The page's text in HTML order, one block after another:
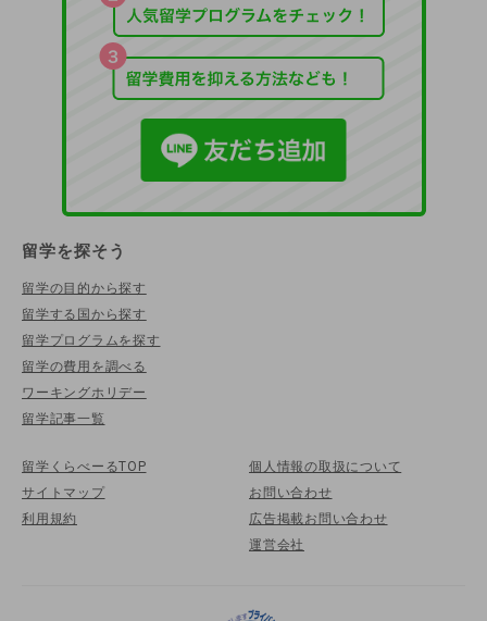
留学を探そう
留学の目的から探す
留学する国から探す
留学プログラムを探す
留学の費用を調べる
ワーキングホリデー
留学記事一覧
留学くらべーるTOP
サイトマップ
利用規約
個人情報の取扱について
お問い合わせ
広告掲載お問い合わせ
運営会社